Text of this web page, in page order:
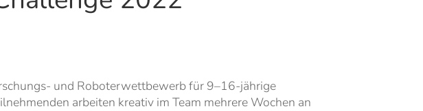
und Roboterwettbewerb für 9–16-jährige
arbeiten kreativ im Team mehrere Wochen an